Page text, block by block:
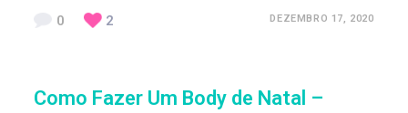
0 2 DEZEMBRO 17, 2020
Como Fazer Um Body de Natal –